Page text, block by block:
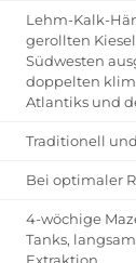
Lehm-Kalk-
gerollten
Südwesten
doppelten
Atlantiks und
Traditionell
Bei optimaler
4-wöchige
Tanks,